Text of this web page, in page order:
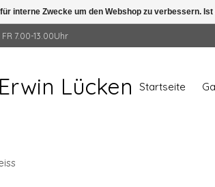
FR 7.00-13.00Uhr
Lücken Startseite
interne Zwecke um den Webshop zu verbessern.